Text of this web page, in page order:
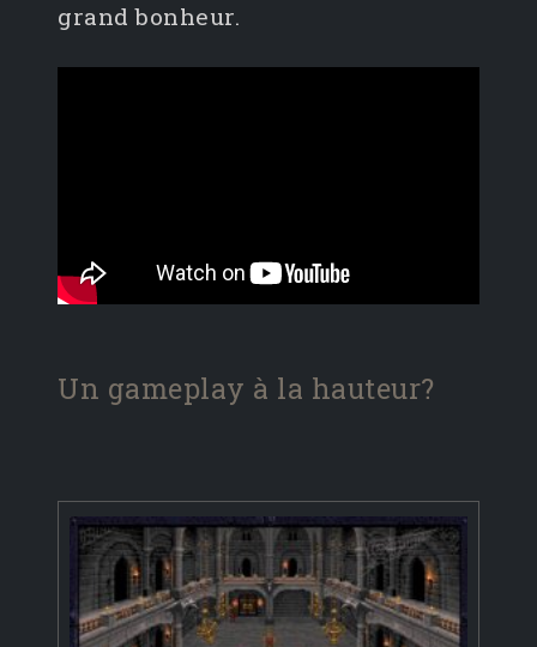
grand bonheur.
Un gameplay à la hauteur?